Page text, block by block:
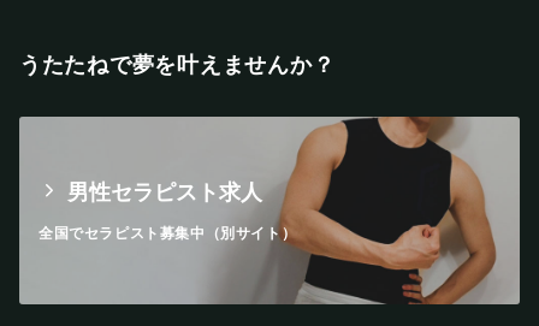
うたたねで夢を叶えませんか？
男性セラピスト求人
全国でセラピスト募集中（別サイト）